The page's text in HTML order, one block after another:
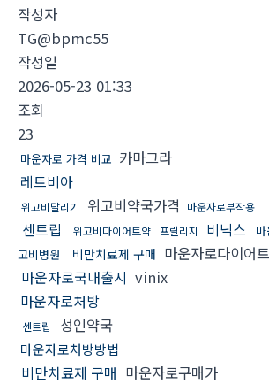
작성자
TG@bpmc55
작성일
2026-05-23 01:33
조회
23
마운자로 가격 비교 카마그라
레트비아
위고비달리기 위고비약국가격 마운자로부작용
센트립 위고비다이어트약 프릴리지 비닉스
고비병원
비만치료제 구매 마운자로다이어
마운자로국내출시 vinix
마운자로처방
센트립 성인약국
마운자로처방방법
비만치료제 구매 마운자로구매가